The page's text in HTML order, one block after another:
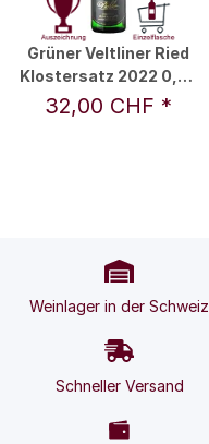
Grüner Veltliner Ried
Klostersatz 2022 0,75
l - F.X. Pichler
32,00 CHF *
Weinlager in der Schweiz
Schneller Versand